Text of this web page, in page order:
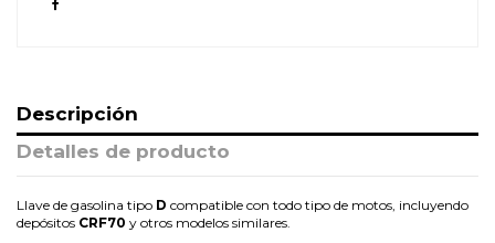
Descripción
Detalles de producto
Llave de gasolina tipo D compatible con todo tipo de motos, incluyendo
depósitos CRF70 y otros modelos similares.